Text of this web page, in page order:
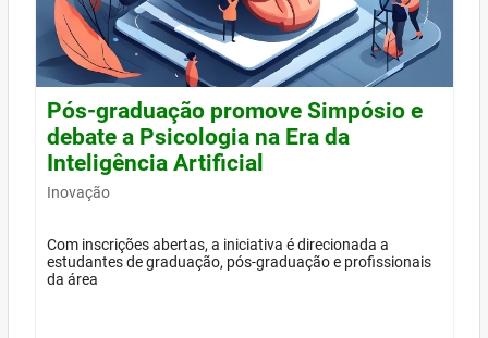
Pós-graduação promove Simpósio e
debate a Psicologia na Era da
Inteligência Artificial
Inovação
Com inscrições abertas, a iniciativa é direcionada a
estudantes de graduação, pós-graduação e profissionais
da área